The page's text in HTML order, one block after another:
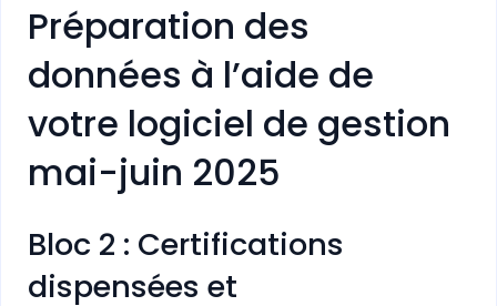
Préparation des
données à l’aide de
votre logiciel de gestion
mai-juin 2025
Bloc 2 : Certifications
dispensées et